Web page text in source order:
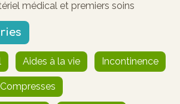
médical et premiers soins
Aides à la vie Incontinence
Compresses